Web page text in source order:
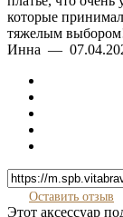
которые
тяжелым
Инна —
Оставить отзыв
Этот аксессуар